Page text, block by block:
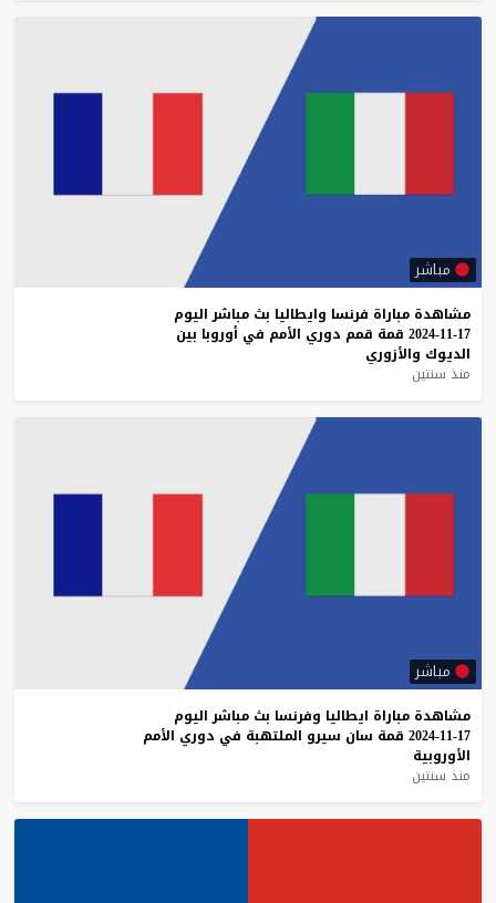
مباشر
مشاهدة مباراة فرنسا وايطاليا بث مباشر اليوم
17-11-2024
قمة قمم دوري الأمم في أوروبا بين
الديوك والأزوري
منذ سنتين
مباشر
مشاهدة مباراة ايطاليا وفرنسا بث مباشر اليوم
17-11-2024
قمة سان سيرو الملتهبة في دوري الأمم
الأوروبية
منذ سنتين